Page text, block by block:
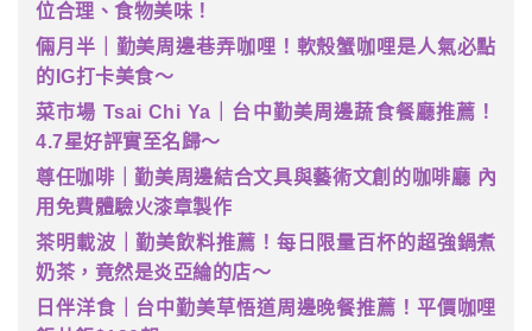
位合理、食物美味！
倆月半｜勤美周邊巷弄咖哩！軟殼蟹咖哩是人氣必點
的IG打卡美食～
菜市場 Tsai Chi Ya｜台中勤美周邊蔬食餐廳推薦！
4.7星好評實至名歸～
尊任咖啡｜勤美周邊結合文具與藝術文創的咖啡廳 內
用免費體驗火漆章製作
茶明載波｜勤美飲料推薦！每日限量百杯的超強鍋煮
奶茶，竟然是炎亞綸的店～
日伴洋食｜台中勤美草悟道周邊晚餐推薦！平價咖哩